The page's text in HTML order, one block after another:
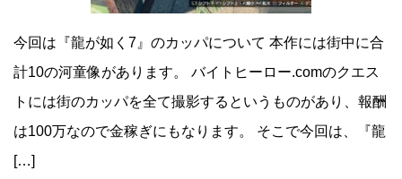
今回は『龍が如く7』のカッパについて 本作には街中に合
計10の河童像があります。 バイトヒーロー.comのクエス
トには街のカッパを全て撮影するというものがあり、報酬
は100万なので金稼ぎにもなります。 そこで今回は、『龍
[…]